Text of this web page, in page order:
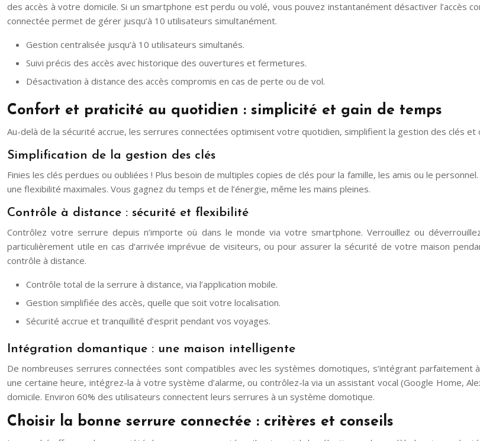
des accès à votre domicile. Si un smartphone est perdu ou volé, vous pouvez instantanément désactiver l’accès
connectée permet de gérer jusqu’à 10 utilisateurs simultanément.
Gestion centralisée jusqu’à 10 utilisateurs simultanés.
Suivi précis des accès avec historique des ouvertures et fermetures.
Désactivation à distance des accès compromis en cas de perte ou de vol.
Confort et praticité au quotidien : simplicité et gain de temps
Au-delà de la sécurité accrue, les serrures connectées optimisent votre quotidien, simplifient la gestion des clés et
Simplification de la gestion des clés
Finies les clés perdues ou oubliées ! Plus besoin de multiples copies de clés pour la famille, les amis ou le
une flexibilité maximales. Vous gagnez du temps et de l’énergie, même les mains pleines.
Contrôle à distance : sécurité et flexibilité
Contrôlez votre serrure depuis n’importe où dans le monde via votre smartphone. Verrouillez ou
particulièrement utile en cas d’arrivée imprévue de visiteurs, ou pour assurer la sécurité de votre maison
contrôle à distance.
Contrôle total de la serrure à distance, via l’application mobile.
Gestion simplifiée des accès, quelle que soit votre localisation.
Sécurité accrue et tranquillité d’esprit pendant vos voyages.
Intégration domantique : une maison intelligente
De nombreuses serrures connectées sont compatibles avec les systèmes domotiques, s’intégrant
une certaine heure, intégrez-la à votre système d’alarme, ou contrôlez-la via un assistant vocal (Google Home,
domicile. Environ 60% des utilisateurs connectent leurs serrures à un système domotique.
Choisir la bonne serrure connectée : critères et conseils